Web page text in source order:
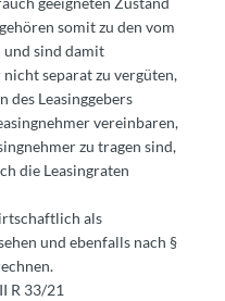
somit zu den vom
und sind damit
separat zu vergüten,
des Leasinggebers
vereinbaren,
zu tragen sind,
die Leasingraten
als
und ebenfalls nach §
R 33/21